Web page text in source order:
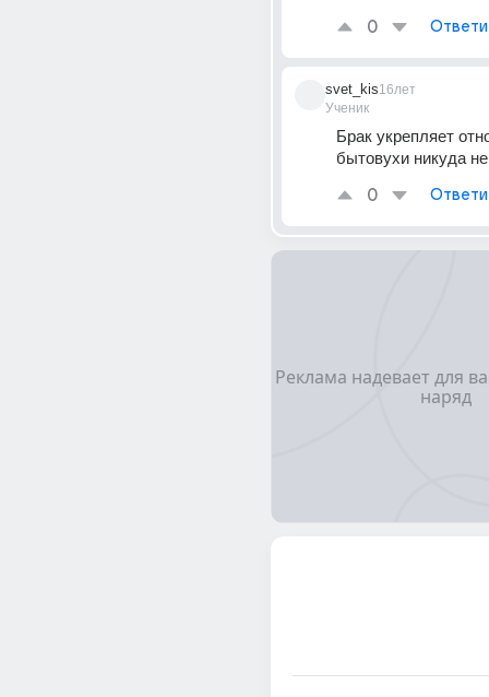
0
svet_kis
Ученик
16лет
Брак укрепляет
бытовухи никуда
0